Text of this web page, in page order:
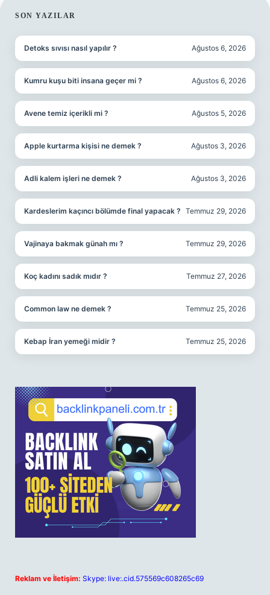
SIDEBAR
SON YAZILAR
Detoks sıvısı nasıl yapılır ? Ağustos 6, 2026
Kumru kuşu biti insana geçer mi ? Ağustos 6, 2026
Avene temiz içerikli mi ? Ağustos 5, 2026
Apple kurtarma kişisi ne demek ? Ağustos 3, 2026
Adli kalem işleri ne demek ? Ağustos 3, 2026
Kardeslerim kaçıncı bölümde final yapacak ? Temmuz 29, 2026
Vajinaya bakmak günah mı ? Temmuz 29, 2026
Koç kadını sadık mıdır ? Temmuz 27, 2026
Common law ne demek ? Temmuz 25, 2026
Kebap İran yemeği midir ? Temmuz 25, 2026
Reklam ve İletişim: Skype: live:.cid.575569c608265c69